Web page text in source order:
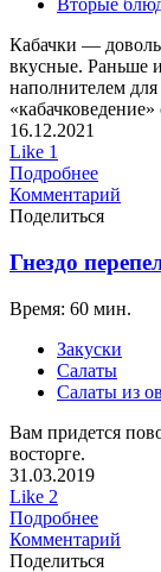
Вторые
Кабачки —
вкусные. Раньше
наполнителем
16.12.2021
Like 1
Подробнее
Комментарий
Поделиться
Гнездо
Время: 60 мин.
Закуски
Салаты
Салаты из
Вам придется
восторге.
31.03.2019
Like 2
Подробнее
Комментарий
Поделиться